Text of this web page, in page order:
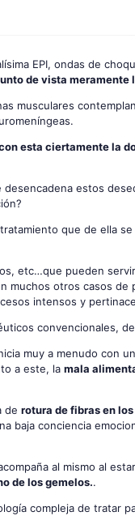
EPI, ondas de
de vista meramente
musculares
esta ciertamente la
estos
que de ella
etc…que pueden
muchos otros casos
intensos y
convencionales,
muy a menudo con
a este, lamala
derotura de fibras en
baja conciencia
al mismo al
de los gemelos..
compleja de tratar